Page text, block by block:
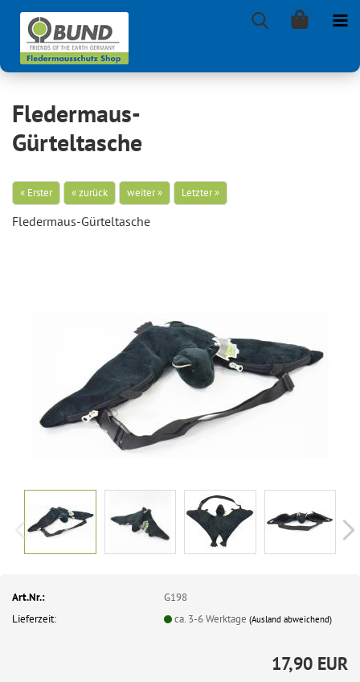
Fledermaus-
Gürteltasche
« Erster « zurück weiter » Letzter »
Fledermaus-​Gürteltasche
Art.Nr.:
G198
Lieferzeit:
ca. 3-6 Werktage(Ausland abweichend)
17,90 EUR